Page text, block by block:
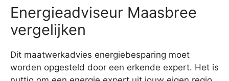
Energieadviseur Maasbree
vergelijken
Dit maatwerkadvies energiebesparing moet
worden opgesteld door een erkende expert. Het is